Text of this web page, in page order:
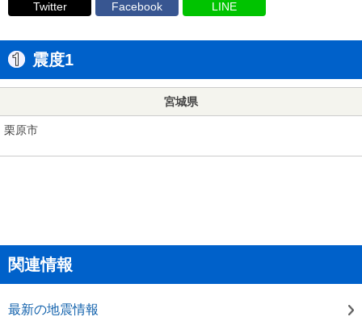
Twitter Facebook LINE
震度1
宮城県
栗原市
関連情報
最新の地震情報